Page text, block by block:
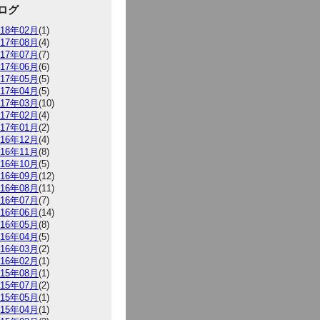
グ
年02月 (1)
年08月 (4)
年07月 (7)
年06月 (6)
年05月 (5)
年04月 (5)
年03月 (10)
年02月 (4)
年01月 (2)
年12月 (4)
年11月 (8)
年10月 (5)
年09月 (12)
年08月 (11)
年07月 (7)
年06月 (14)
年05月 (8)
年04月 (5)
年03月 (2)
年02月 (1)
年08月 (1)
年07月 (2)
年05月 (1)
年04月 (1)